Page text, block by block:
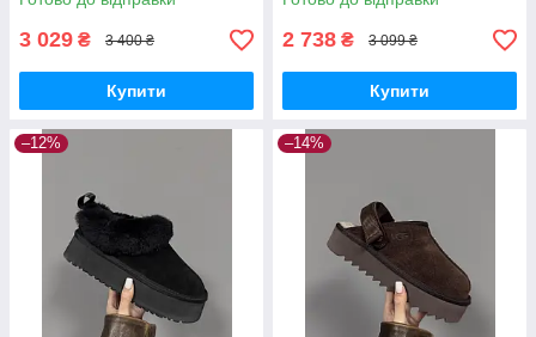
3 029 ₴ 3 400 ₴
Купити
2 738 ₴ 3 099 ₴
Купити
–12% –14%